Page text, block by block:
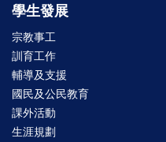
學生發展
宗教事工
訓育工作
輔導及支援
國民及公民教育
課外活動
生涯規劃